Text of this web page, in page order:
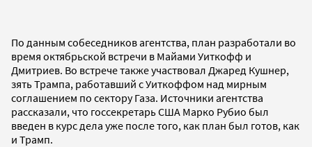
По данным собеседников агентства, план разработали во
время октябрьской встречи в Майами Уиткофф и
Дмитриев. Во встрече также участвовал Джаред Кушнер,
зять Трампа, работавший с Уиткоффом над мирным
соглашением по сектору Газа. Источники агентства
рассказали, что госсекретарь США Марко Рубио был
введен в курс дела уже после того, как план был готов, как
и Трамп.